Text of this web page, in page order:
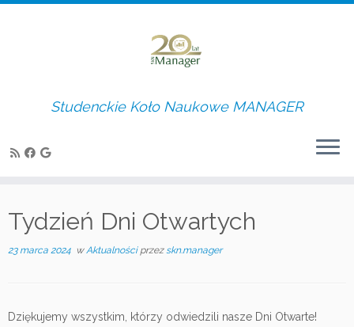
content
Studenckie Koło Naukowe MANAGER
Tydzień Dni Otwartych
23 marca 2024 wAktualności przezskn.manager
Dziękujemy wszystkim, którzy odwiedzili nasze Dni Otwarte!